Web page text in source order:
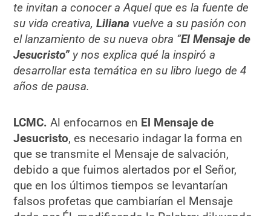
te invitan a conocer a Aquel que es la fuente de
su vida creativa,Liliana vuelve a su pasión con
el lanzamiento de su nueva obra “El Mensaje de
Jesucristo” y nos explica qué la inspiró a
desarrollar esta temática en su libro luego de 4
años de pausa.
LCMC. Al enfocarnos en El Mensaje de
Jesucristo, es necesario indagar la forma en
que se transmite el Mensaje de salvación,
debido a que fuimos alertados por el Señor,
que en los últimos tiempos se levantarían
falsos profetas que cambiarían el Mensaje